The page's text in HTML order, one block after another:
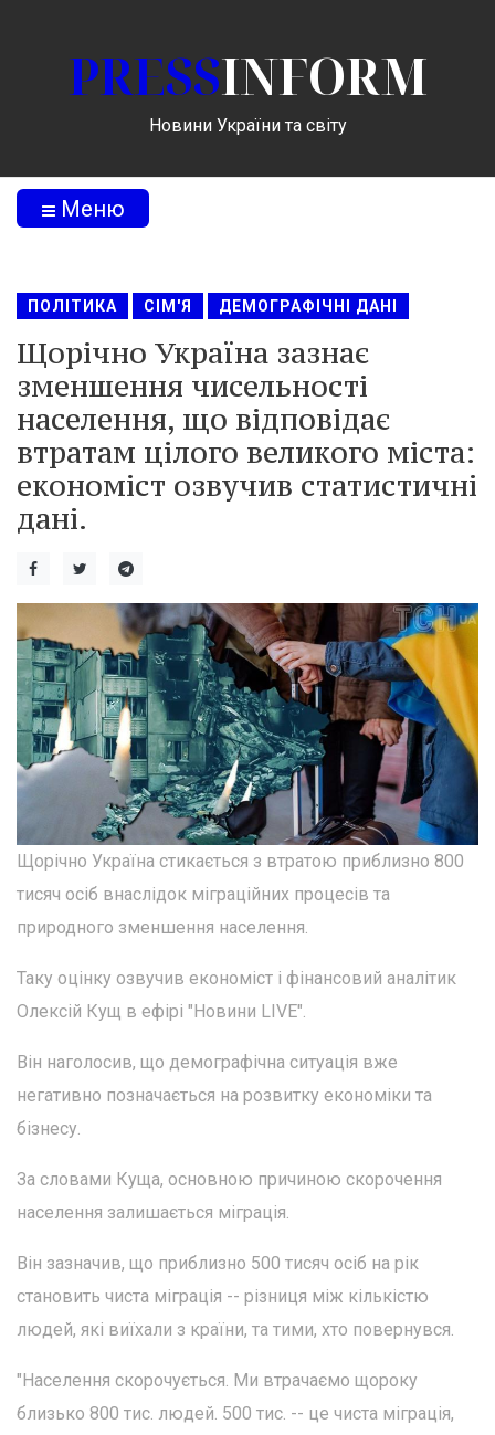
PRESSINFORM
Новини України та світу
Меню
ПОЛІТИКА СІМ'Я ДЕМОГРАФІЧНІ ДАНІ
Щорічно Україна зазнає
зменшення чисельності
населення, що відповідає
втратам цілого великого міста:
економіст озвучив статистичні
дані.
Щорічно Україна стикається з втратою приблизно 800
тисяч осіб внаслідок міграційних процесів та
природного зменшення населення.
Таку оцінку озвучив економіст і фінансовий аналітик
Олексій Кущ в ефірі "Новини LIVE".
Він наголосив, що демографічна ситуація вже
негативно позначається на розвитку економіки та
бізнесу.
За словами Куща, основною причиною скорочення
населення залишається міграція.
Він зазначив, що приблизно 500 тисяч осіб на рік
становить чиста міграція -- різниця між кількістю
людей, які виїхали з країни, та тими, хто повернувся.
"Населення скорочується. Ми втрачаємо щороку
близько 800 тис. людей. 500 тис. -- це чиста міграція,